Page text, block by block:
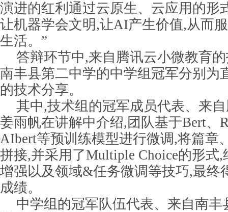
演进的红利通过云原生、云应用的形
让机器学会文明,让AI产生价值,从而
生活。”
答辩环节中,来自腾讯云小微教育
南丰县第二中学的中学组冠军分别为
的技术分享。
其中,技术组的冠军成员代表、来
姜雨帆在讲解中介绍,团队基于Bert、
AIbert等预训练模型进行微调,将篇章
拼接,并采用了Multiple Choice的形式
增强以及领域&任务微调等技巧,最终
成绩。
中学组的冠军队伍代表、来自南丰